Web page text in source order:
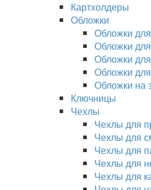
Картхолдеры
Обложки
Обложки
Обложки
Обложки
Обложки
Обложки на
Ключницы
Чехлы
Чехлы для
Чехлы для
Чехлы для
Чехлы для
Чехлы для